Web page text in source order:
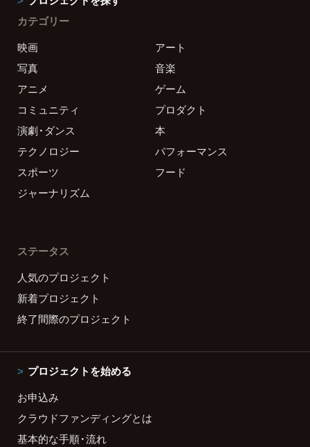
カテゴリー
映画
アート
写真
音楽
アニメ
ゲーム
コミュニティ
プロダクト
演劇・ダンス
本
テクノロジー
パフォーマンス
スポーツ
フード
ジャーナリズム
ステータス
人気のプロジェクト
新着プロジェクト
終了間際のプロジェクト
プロジェクトを始める
お申込み
クラウドファンディングとは
基本的な手順・流れ